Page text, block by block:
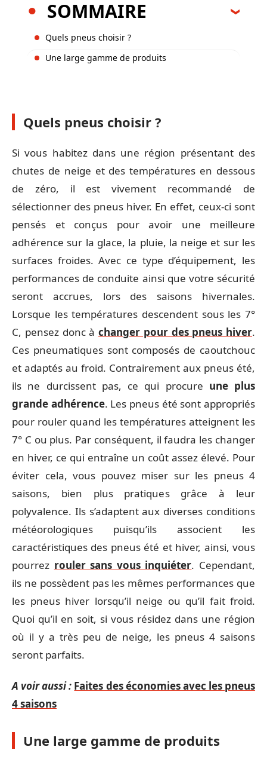
SOMMAIRE
Quels pneus choisir ?
Une large gamme de produits
Quels pneus choisir ?
Si vous habitez dans une région présentant des
chutes de neige et des températures en dessous
de zéro, il est vivement recommandé de
sélectionner des pneus hiver. En effet, ceux-ci sont
pensés et conçus pour avoir une meilleure
adhérence sur la glace, la pluie, la neige et sur les
surfaces froides. Avec ce type d’équipement, les
performances de conduite ainsi que votre sécurité
seront accrues, lors des saisons hivernales.
Lorsque les températures descendent sous les 7°
C, pensez donc à changer pour des pneus hiver.
Ces pneumatiques sont composés de caoutchouc
et adaptés au froid. Contrairement aux pneus été,
ils ne durcissent pas, ce qui procure une plus
grande adhérence. Les pneus été sont appropriés
pour rouler quand les températures atteignent les
7° C ou plus. Par conséquent, il faudra les changer
en hiver, ce qui entraîne un coût assez élevé. Pour
éviter cela, vous pouvez miser sur les pneus 4
saisons, bien plus pratiques grâce à leur
polyvalence. Ils s’adaptent aux diverses conditions
météorologiques puisqu’ils associent les
caractéristiques des pneus été et hiver, ainsi, vous
pourrez rouler sans vous inquiéter. Cependant,
ils ne possèdent pas les mêmes performances que
les pneus hiver lorsqu’il neige ou qu’il fait froid.
Quoi qu’il en soit, si vous résidez dans une région
où il y a très peu de neige, les pneus 4 saisons
seront parfaits.
A voir aussi : Faites des économies avec les pneus
4 saisons
Une large gamme de produits